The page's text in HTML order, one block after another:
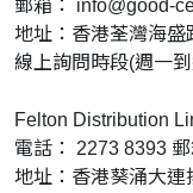
郵箱： info@good-
地址：香港荃灣海盛
線上詢問時段(週一
Felton Distribution
電話： 2273 8393 郵
地址：香港葵涌大連